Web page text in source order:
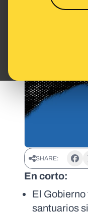
SHARE:
En corto:
El Gobierno
santuarios